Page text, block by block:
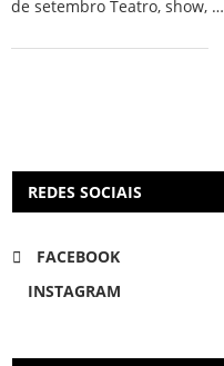
de setembro Teatro, show, …
REDES SOCIAIS
FACEBOOK
INSTAGRAM